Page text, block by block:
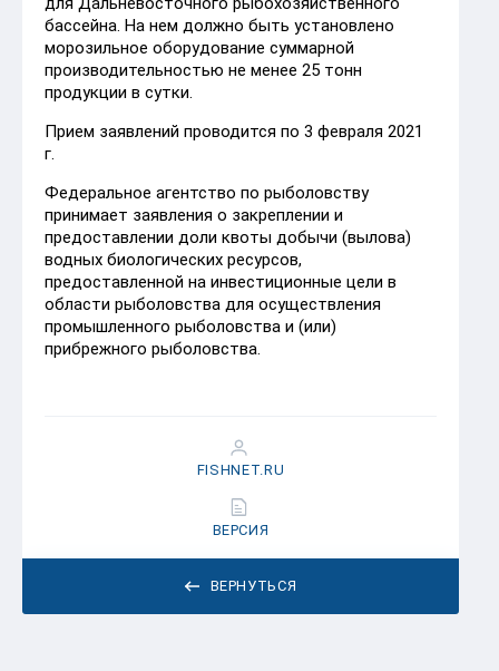
бассейна. На нем должно быть установлено
морозильное оборудование суммарной
производительностью не менее 25 тонн
продукции в сутки.
Прием заявлений проводится по 3 февраля 2021
г.
Федеральное агентство по рыболовству
принимает заявления о закреплении и
предоставлении доли квоты добычи (вылова)
водных биологических ресурсов,
предоставленной на инвестиционные цели в
области рыболовства для осуществления
промышленного рыболовства и (или)
прибрежного рыболовства.
ВЕРНУТЬСЯ
FISHNET.RU
ВЕРСИЯ